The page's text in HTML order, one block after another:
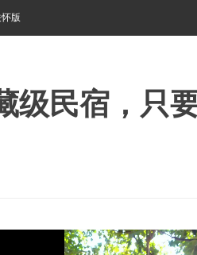
版
级民宿，只